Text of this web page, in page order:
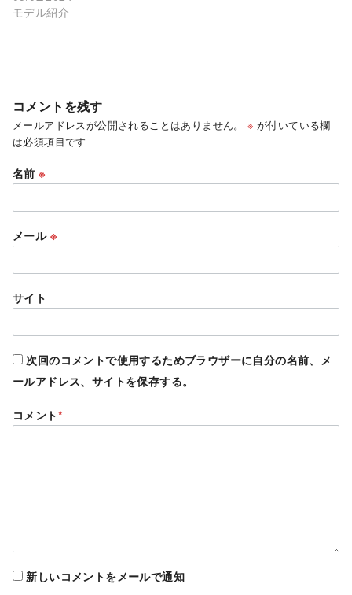
モデル紹介
コメントを残す
メールアドレスが公開されることはありません。 ※ が付いている欄
は必須項目です
名前※
メール ※
サイト
次回のコメントで使用するためブラウザーに自分の名前、メ
ールアドレス、サイトを保存する。
コメント*
新しいコメントをメールで通知